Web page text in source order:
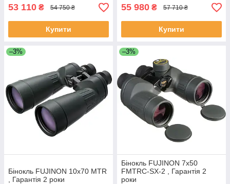
53 110 ₴ 54 750 ₴
Купити
55 980 ₴ 57 710 ₴
Купити
–3%
Бінокль FUJINON 10x70 MTR
, Гарантія 2 роки
–3%
Бінокль FUJINON 7x50
FMTRC-SX-2 , Гарантія 2
роки